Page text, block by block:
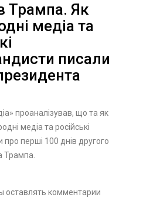
2024.
Трампа. Як
медіа та
писали
проаналізував, що та як
медіа та російські
про перші 100 днів другого
Трампа.
медіа та російські
оставлять комментарии